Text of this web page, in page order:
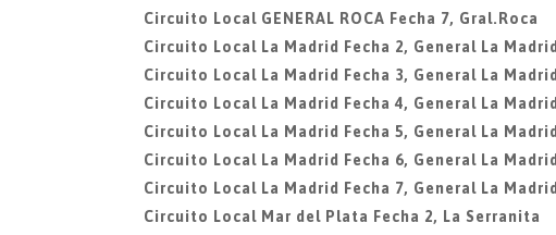
Circuito Local GENERAL ROCA Fecha 7, Gral.Roca
Circuito Local La Madrid Fecha 2, General La Madrid
Circuito Local La Madrid Fecha 3, General La Madrid
Circuito Local La Madrid Fecha 4, General La Madrid
Circuito Local La Madrid Fecha 5, General La Madrid
Circuito Local La Madrid Fecha 6, General La Madrid
Circuito Local La Madrid Fecha 7, General La Madrid
Circuito Local Mar del Plata Fecha 2, La Serranita